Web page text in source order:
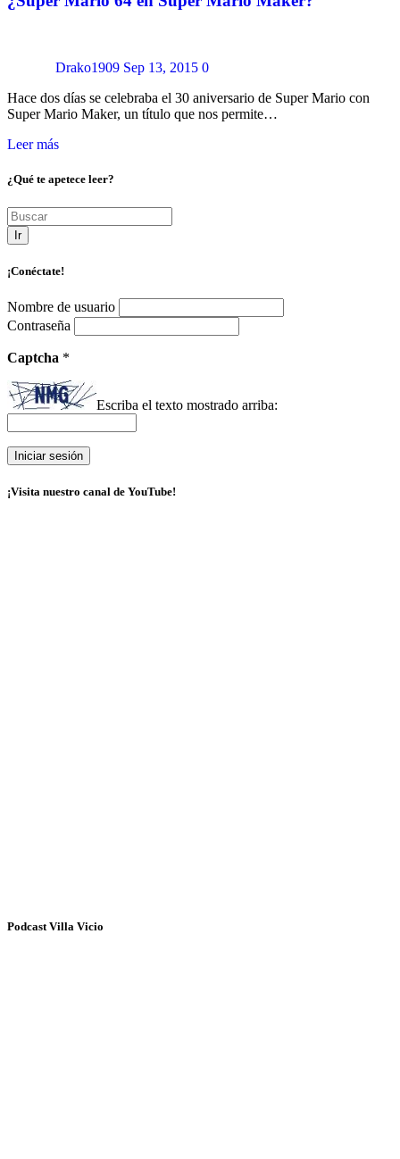
Drako1909 Sep 13, 2015 0
Hace dos días se celebraba el 30 aniversario de Super Mario con
Super Mario Maker, un título que nos permite…
Leer más
¿Qué te apetece leer?
Ir
¡Conéctate!
Nombre de usuario
Contraseña
Captcha *
Escriba el texto mostrado arriba:
¡Visita nuestro canal de YouTube!
Podcast Villa Vicio